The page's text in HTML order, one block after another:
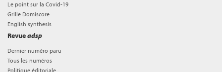
Le point sur la Covid-19
Grille Domiscore
English synthesis
Revueadsp
Dernier numéro paru
Tous les numéros
Politique éditoriale